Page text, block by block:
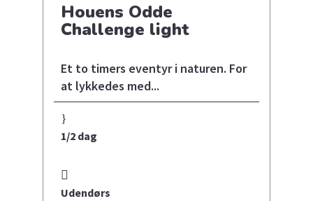
Houens Odde
Challenge light
Et to timers eventyr i naturen. For
at lykkedes med...
1/2 dag
Udendørs